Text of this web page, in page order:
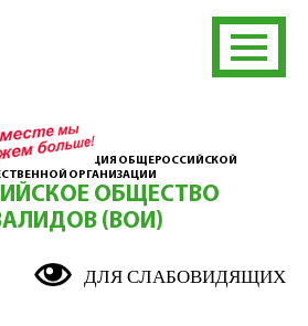
ОРГАНИЗАЦИЯ ОБЩЕРОССИЙСКОЙ
ОРГАНИЗАЦИИ
ОБЩЕСТВО
(ВОИ)
ДЛЯ СЛАБОВИДЯЩИХ